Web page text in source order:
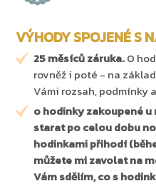
VÝHODY SPOJENÉ S
25 měsíců záruka.O
rovněž i poté - na
Vámi rozsah, podmínky
o hodinky zakoupené u
starat po celou dobu
hodinkami přihodí
můžete mi zavolat na
Vám sdělím, co s